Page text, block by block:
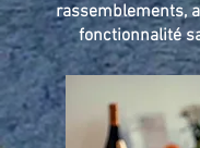
rassemblements,
fonctionnalité